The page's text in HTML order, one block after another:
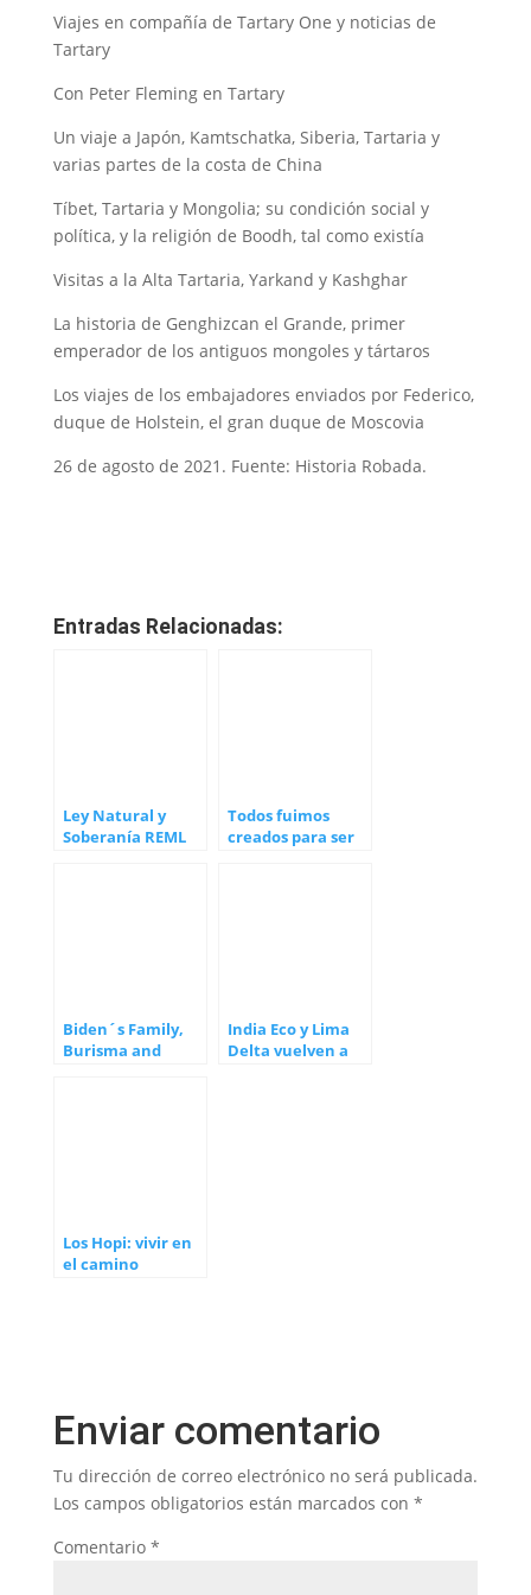
Viajes en compañía de Tartary One y noticias de
Tartary
Con Peter Fleming en Tartary
Un viaje a Japón, Kamtschatka, Siberia, Tartaria y
varias partes de la costa de China
Tíbet, Tartaria y Mongolia; su condición social y
política, y la religión de Boodh, tal como existía
Visitas a la Alta Tartaria, Yarkand y Kashghar
La historia de Genghizcan el Grande, primer
emperador de los antiguos mongoles y tártaros
Los viajes de los embajadores enviados por Federico,
duque de Holstein, el gran duque de Moscovia
26 de agosto de 2021. Fuente: Historia Robada.
Entradas Relacionadas:
Ley Natural y
Soberanía REML
Todos fuimos
creados para ser
Biden´s Family,
Burisma and
India Eco y Lima
Delta vuelven a
Los Hopi: vivir en
el camino
Enviar comentario
Tu dirección de correo electrónico no será publicada.
Los campos obligatorios están marcados con *
Comentario *